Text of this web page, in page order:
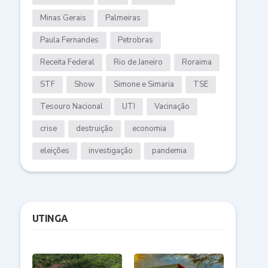
Minas Gerais Palmeiras
Paula Fernandes Petrobras
Receita Federal Rio de Janeiro Roraima
STF Show Simone e Simaria TSE
Tesouro Nacional UTI Vacinação
crise destruição economia
eleições investigação pandemia
UTINGA